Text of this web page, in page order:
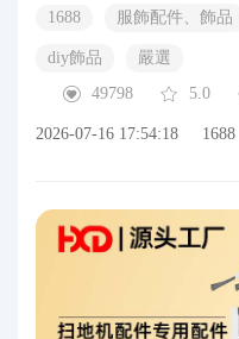
1688 服飾配件、飾品
diy飾品
嚴選
49798
5.0
2026-07-16 17:54:18 1688